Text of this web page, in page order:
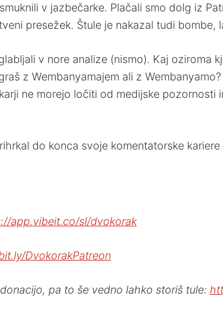
v jazbečarke. Plačali smo dolg iz
presežek. Štule je nakazal tudi bombe,
v nore analize (nismo). Kaj oziroma
z Wembanyamajem ali z
ne morejo ločiti od medijske
do konca svoje komentatorske
app.vibeit.co/sl/dvokorak
DvokorakPatreon
pa to še vedno lahko storiš tule: